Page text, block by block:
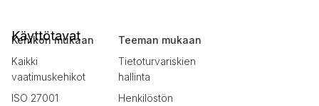
Käyttötavat
Kehikon mukaan
Kaikki
vaatimuskehikot
ISO 27001
Teeman mukaan
Tietoturvariskien
hallinta
Henkilöstön